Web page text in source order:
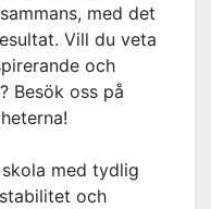
med det
Vill du veta
och
Besök oss på
med tydlig
och